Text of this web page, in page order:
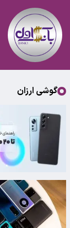
گوشی ارزان